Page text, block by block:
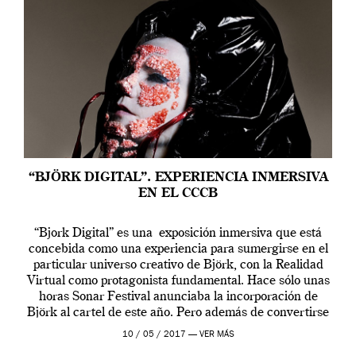
“BJÖRK DIGITAL”. EXPERIENCIA INMERSIVA
EN EL CCCB
“Bjork Digital” es una exposición inmersiva que está
concebida como una experiencia para sumergirse en el
particular universo creativo de Björk, con la Realidad
Virtual como protagonista fundamental. Hace sólo unas
horas Sonar Festival anunciaba la incorporación de
Björk al cartel de este año. Pero además de convertirse
en una de las actuaciones más relevantes […]
10 / 05 / 2017 — VER MÁS